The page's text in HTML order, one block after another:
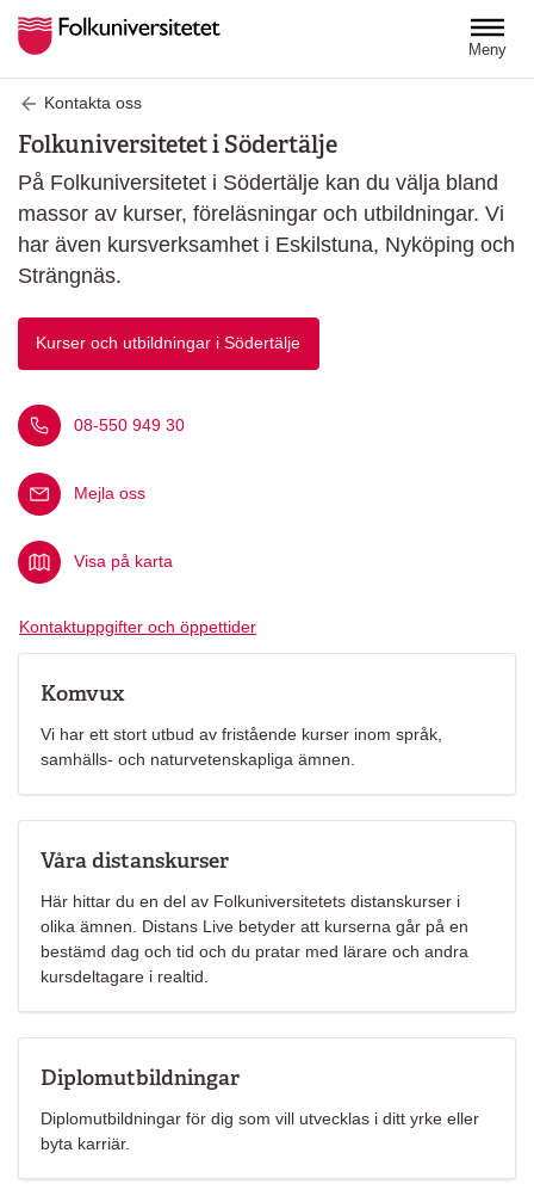
Meny
Kontakta oss
Folkuniversitetet i Södertälje
På Folkuniversitetet i Södertälje kan du välja bland
massor av kurser, föreläsningar och utbildningar. Vi
har även kursverksamhet i Eskilstuna, Nyköping och
Strängnäs.
Kurser och utbildningar i Södertälje
Ring oss på nummer
08-550 949 30
Mejla oss
Visa på karta
Kontaktuppgifter och öppettider
Komvux
Vi har ett stort utbud av fristående kurser inom språk,
samhälls- och naturvetenskapliga ämnen.
Våra distanskurser
Här hittar du en del av Folkuniversitetets distanskurser i
olika ämnen. Distans Live betyder att kurserna går på en
bestämd dag och tid och du pratar med lärare och andra
kursdeltagare i realtid.
Diplomutbildningar
Diplomutbildningar för dig som vill utvecklas i ditt yrke eller
byta karriär.